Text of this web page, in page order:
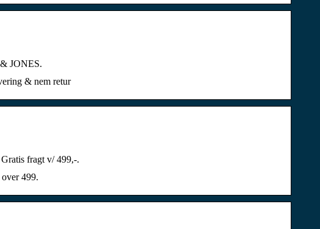
JONES.
& nem retur
fragt v/ 499,-.
499.